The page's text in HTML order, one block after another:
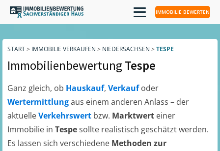
IMMOBILIE BEWERTEN
START> IMMOBILIE VERKAUFEN > NIEDERSACHSEN > TESPE
ImmobilienbewertungTespe
Ganz gleich, ob Hauskauf, Verkaufoder
Wertermittlungaus einem anderen Anlass – der
aktuelleVerkehrswert bzw. Marktwert einer
Immobilie in Tespesollte realistisch geschätzt werden.
Es lassen sich verschiedene Methoden zur